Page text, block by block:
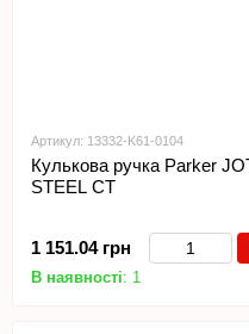
Артикул: 13332-K61-0104
Кулькова ручка Parker
STEEL СТ
1 151.04 грн
В наявності: 1